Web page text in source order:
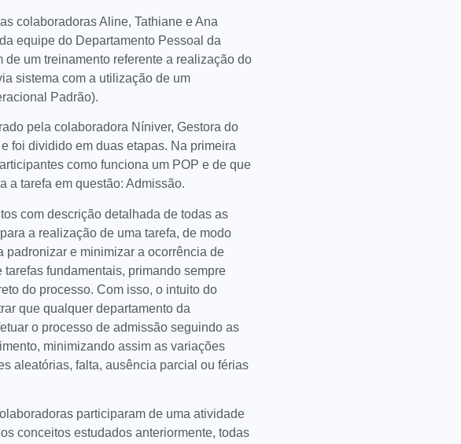
colaboradoras Aline, Tathiane e Ana
equipe do Departamento Pessoal da
de um treinamento referente a realização do
sistema com a utilização de um
Padrão).
pela colaboradora Níniver, Gestora do
foi dividido em duas etapas. Na primeira
como funciona um POP e de que
a tarefa em questão: Admissão.
com descrição detalhada de todas as
a realização de uma tarefa, de modo
padronizar e minimizar a ocorrência de
fundamentais, primando sempre
do processo. Com isso, o intuito do
que qualquer departamento da
o processo de admissão seguindo as
minimizando assim as variações
aleatórias, falta, ausência parcial ou férias
participaram de uma atividade
conceitos estudados anteriormente, todas